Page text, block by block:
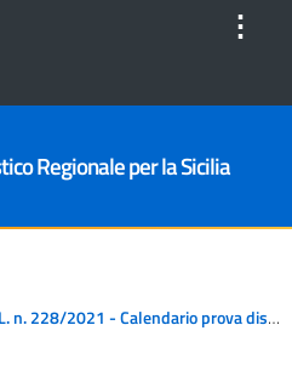
⋮
Regionale per la Sicilia
228/2021 - Calendario prova disciplinare